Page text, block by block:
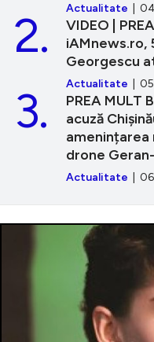
Actualitate |
VIDEO |
iAMnews.ro,
Georgescu
Actualitate |
2.
PREA MULT
acuză
amenințarea
drone
Actualitate |
3.